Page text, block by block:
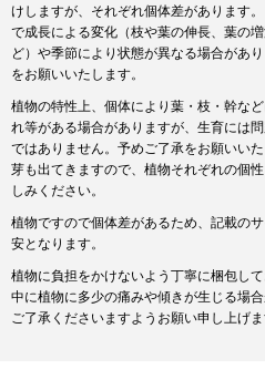
けしますが、それぞれ個体差があります
で成長による変化（枝や葉の伸長、葉の
ど）や季節により状態が異なる場合があ
をお願いいたします。
植物の特性上、個体により葉・枝・幹な
れ等がある場合がありますが、生育には
ではありません。予めご了承をお願いい
芽も出てきますので、植物それぞれの個
しみください。
植物ですので個体差があるため、記載の
安となります。
植物に負担をかけないよう丁寧に梱包し
中に植物に多少の痛みや傾きが生じる場
ご了承くださいますようお願い申し上げま